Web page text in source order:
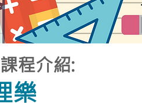
程介紹:
樂